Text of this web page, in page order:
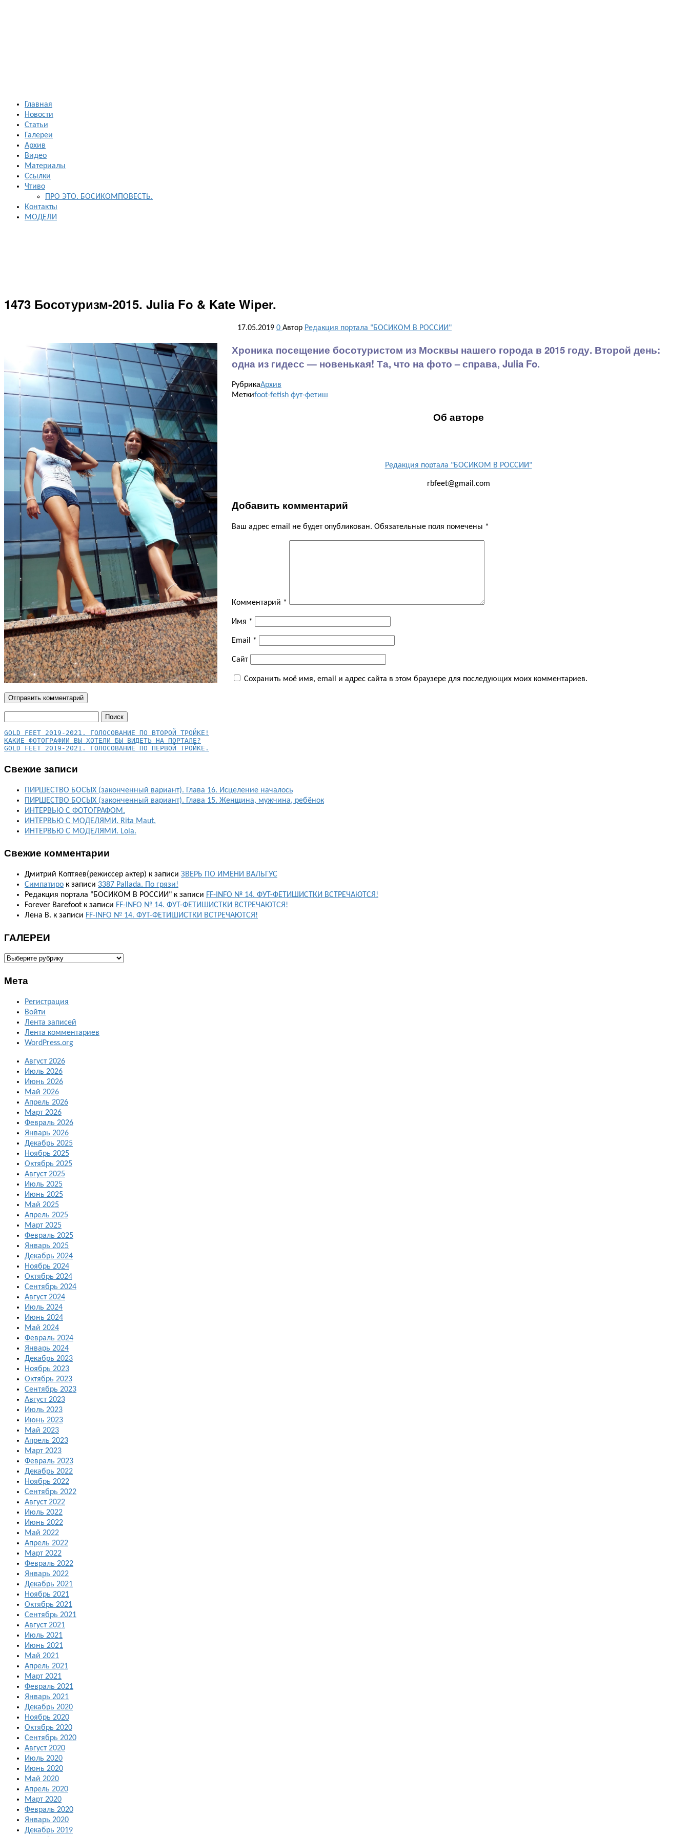
Главная
Новости
Статьи
Галереи
Архив
Видео
Материалы
Ссылки
Чтиво
ПРО ЭТО. БОСИКОМПОВЕСТЬ.
Контакты
МОДЕЛИ
1473 Босотуризм-2015. Julia Fo & Kate Wiper.
17.05.2019 0 Автор Редакция портала "БОСИКОМ В РОССИИ"
Хроника посещение босотуристом из Москвы нашего города в 2015 году. Второй день:
одна из гидесс — новенькая! Та, что на фото – справа, Julia Fo.
РубрикаАрхив
Меткиfoot-fetish фут-фетиш
Об авторе
Редакция портала "БОСИКОМ В РОССИИ"
rbfeet@gmail.com
Добавить комментарий
Ваш адрес email не будет опубликован. Обязательные поля помечены *
Комментарий *
Имя *
Email *
Сайт
Сохранить моё имя, email и адрес сайта в этом браузере для последующих моих комментариев.
КАКИЕ ФОТОГРАФИИ ВЫ ХОТЕЛИ БЫ ВИДЕТЬ НА ПОРТАЛЕ?
GOLD FEET 2019-2021. ГОЛОСОВАНИЕ ПО ПЕРВОЙ ТРОЙКЕ.
Свежие записи
ПИРШЕСТВО БОСЫХ (законченный вариант). Глава 16. Исцеление началось
ПИРШЕСТВО БОСЫХ (законченный вариант). Глава 15. Женщина, мужчина, ребёнок
ИНТЕРВЬЮ С ФОТОГРАФОМ.
ИНТЕРВЬЮ С МОДЕЛЯМИ. Rita Maut.
ИНТЕРВЬЮ С МОДЕЛЯМИ. Lola.
Свежие комментарии
Дмитрий Коптяев(режиссер актер) к записи ЗВЕРЬ ПО ИМЕНИ ВАЛЬГУС
Симпатиро к записи 3387 Pallada. По грязи!
Редакция портала "БОСИКОМ В РОССИИ" к записи FF-INFO № 14. ФУТ-ФЕТИШИСТКИ ВСТРЕЧАЮТСЯ!
Forever Barefoot к записи FF-INFO № 14. ФУТ-ФЕТИШИСТКИ ВСТРЕЧАЮТСЯ!
Лена В. к записи FF-INFO № 14. ФУТ-ФЕТИШИСТКИ ВСТРЕЧАЮТСЯ!
ГАЛЕРЕИ
ГАЛЕРЕИ
Мета
Регистрация
Войти
Лента записей
Лента комментариев
WordPress.org
Август 2026
Июль 2026
Июнь 2026
Май 2026
Апрель 2026
Март 2026
Февраль 2026
Январь 2026
Декабрь 2025
Ноябрь 2025
Октябрь 2025
Август 2025
Июль 2025
Июнь 2025
Май 2025
Апрель 2025
Март 2025
Февраль 2025
Январь 2025
Декабрь 2024
Ноябрь 2024
Октябрь 2024
Сентябрь 2024
Август 2024
Июль 2024
Июнь 2024
Май 2024
Февраль 2024
Январь 2024
Декабрь 2023
Ноябрь 2023
Октябрь 2023
Сентябрь 2023
Август 2023
Июль 2023
Июнь 2023
Май 2023
Апрель 2023
Март 2023
Февраль 2023
Декабрь 2022
Ноябрь 2022
Сентябрь 2022
Август 2022
Июль 2022
Июнь 2022
Май 2022
Апрель 2022
Март 2022
Февраль 2022
Январь 2022
Декабрь 2021
Ноябрь 2021
Октябрь 2021
Сентябрь 2021
Август 2021
Июль 2021
Июнь 2021
Май 2021
Апрель 2021
Март 2021
Февраль 2021
Январь 2021
Декабрь 2020
Ноябрь 2020
Октябрь 2020
Сентябрь 2020
Август 2020
Июль 2020
Июнь 2020
Май 2020
Апрель 2020
Март 2020
Февраль 2020
Январь 2020
Декабрь 2019